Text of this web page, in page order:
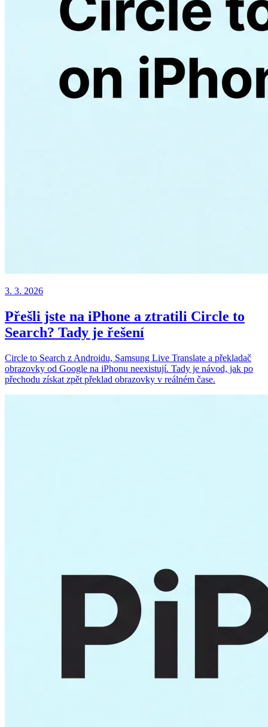
3. 3. 2026
Přešli jste na iPhone a ztratili Circle to
Search? Tady je řešení
Circle to Search z Androidu, Samsung Live Translate a překladač
obrazovky od Google na iPhonu neexistují. Tady je návod, jak po
přechodu získat zpět překlad obrazovky v reálném čase.